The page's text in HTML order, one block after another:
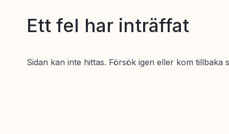
Ett fel har inträffat
Sidan kan inte hittas. Försök igen eller kom tillbaka